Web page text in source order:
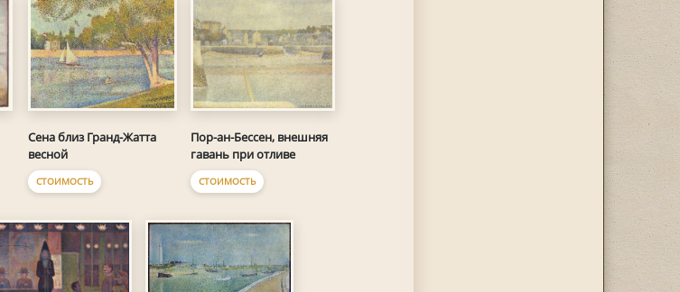
Сена близ Гранд-Жатта
весной
СТОИМОСТЬ
Пор-ан-Бессен, внешняя
гавань при отливе
СТОИМОСТЬ